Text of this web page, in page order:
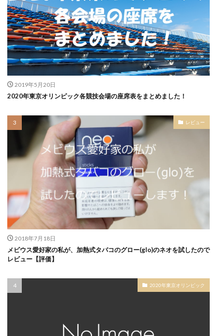
2019年5月20日
2020年東京オリンピック各競技会場の座席表をまとめました！
レビュー
2018年7月18日
メビウス愛好家の私が、加熱式タバコのグロー(glo)のネオを試したので
レビュー【評価】
2020年東京オリンピック